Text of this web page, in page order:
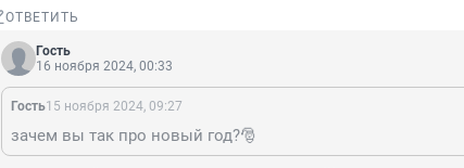
ОТВЕТИТЬ
Гость
16 ноября 2024, 00:33
Гость15 ноября 2024, 09:27
зачем вы так про новый год?🎅